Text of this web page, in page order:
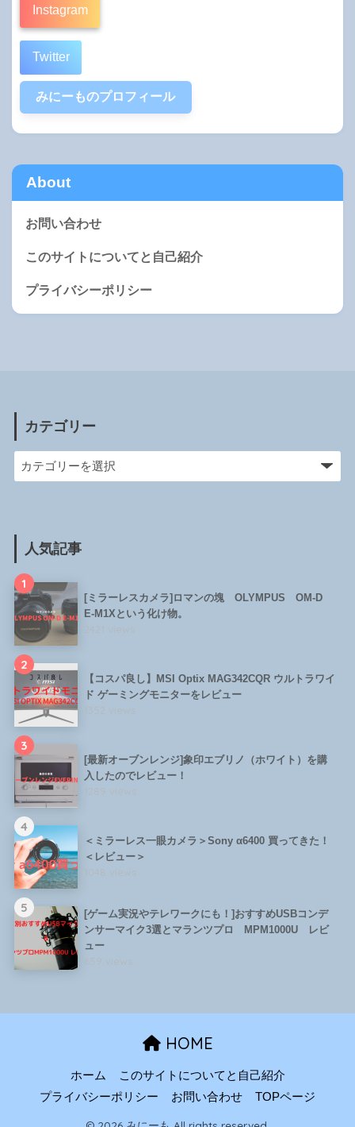
Instagram
Twitter
みにーものプロフィール
About
お問い合わせ
このサイトについてと自己紹介
プライバシーポリシー
カテゴリー
人気記事
1
[ミラーレスカメラ]ロマンの塊 OLYMPUS OM-D
E-M1Xという化け物。
2421 views
2
【コスパ良し】MSI Optix MAG342CQR ウルトラワイ
ド ゲーミングモニターをレビュー
1352 views
3
[最新オーブンレンジ]象印エブリノ（ホワイト）を購
入したのでレビュー！
1289 views
4
＜ミラーレス一眼カメラ＞Sony α6400 買ってきた！
＜レビュー＞
1048 views
5
[ゲーム実況やテレワークにも！]おすすめUSBコンデ
ンサーマイク3選とマランツプロ MPM1000U レビ
ュー
659 views
HOME
ホーム
このサイトについてと自己紹介
プライバシーポリシー
お問い合わせ TOPページ